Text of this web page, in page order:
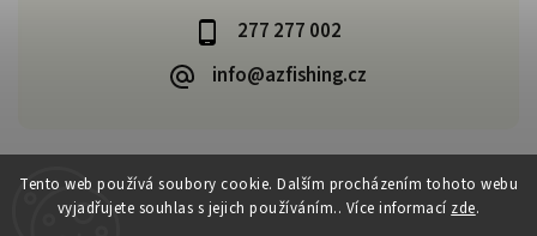
Tento web používá soubory cookie. Dalším procházením tohoto webu
vyjadřujete souhlas s jejich používáním.. Více informací zde.
277 277 002
info@azfishing.cz
Copyright 2026AzFishing.cz. Všechna práva vyhrazena.